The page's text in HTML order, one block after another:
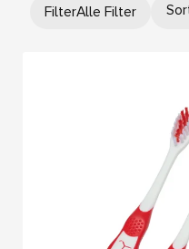
FilterAlle Filter